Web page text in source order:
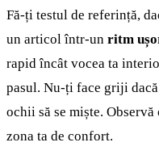
Fă-ți testul de referință,
un articol într-un ritm
rapid încât vocea ta
pasul. Nu-ți face griji
ochii să se miște.
zona ta de confort.